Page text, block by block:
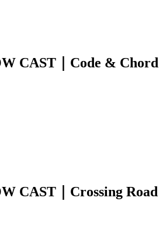
CAST｜Code & Chord
CAST｜Crossing Road